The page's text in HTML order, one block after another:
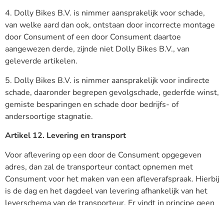
4. Dolly Bikes B.V. is nimmer aansprakelijk voor schade,
van welke aard dan ook, ontstaan door incorrecte montage
door Consument of een door Consument daartoe
aangewezen derde, zijnde niet Dolly Bikes B.V., van
geleverde artikelen.
5. Dolly Bikes B.V. is nimmer aansprakelijk voor indirecte
schade, daaronder begrepen gevolgschade, gederfde winst,
gemiste besparingen en schade door bedrijfs- of
andersoortige stagnatie.
Artikel 12. Levering en transport
Voor aflevering op een door de Consument opgegeven
adres, dan zal de transporteur contact opnemen met
Consument voor het maken van een afleverafspraak. Hierbij
is de dag en het dagdeel van levering afhankelijk van het
leverschema van de transporteur. Er vindt in principe geen